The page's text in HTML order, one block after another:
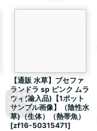
【通販 水草】ブセファ
ランドラ sp ピンク ムラ
ウィ(輸入品)【1ポット
サンプル画像】（陰性水
草)（生体）（熱帯魚）
[zf16-50315471]